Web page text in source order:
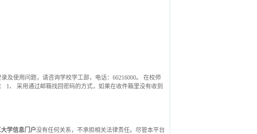
及使用问题，请咨询学校学工部，电话：60216000。 在校师
1、 采用通过邮箱找回密码的方式，如果在收件箱里没有收到
学信息门户没有任何关系，不承担相关法律责任。尽管本平台